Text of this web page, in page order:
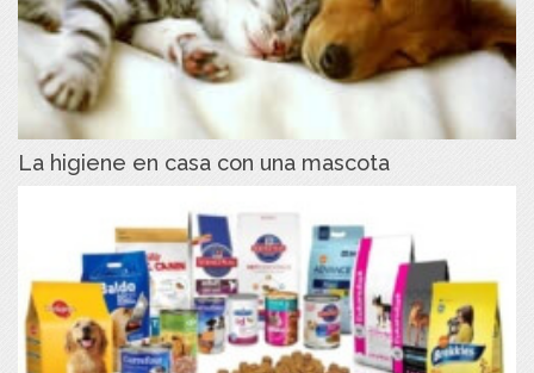
La higiene en casa con una mascota